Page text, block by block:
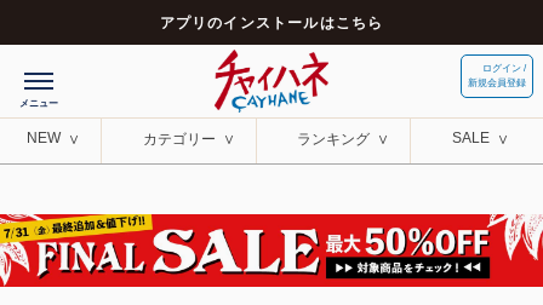
アプリのインストールはこちら
ログイン /
新規会員登録
NEW カテゴリー ランキング SALE